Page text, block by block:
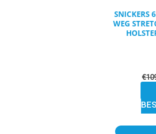
SNICKERS
WEG
€